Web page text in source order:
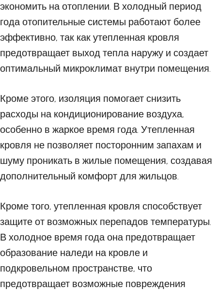
экономить на отоплении. В холодный период
года отопительные системы работают более
эффективно, так как утепленная кровля
предотвращает выход тепла наружу и создает
оптимальный микроклимат внутри помещения.
Кроме этого, изоляция помогает снизить
расходы на кондиционирование воздуха,
особенно в жаркое время года. Утепленная
кровля не позволяет посторонним запахам и
шуму проникать в жилые помещения, создавая
дополнительный комфорт для жильцов.
Кроме того, утепленная кровля способствует
защите от возможных перепадов температуры.
В холодное время года она предотвращает
образование наледи на кровле и
подкровельном пространстве, что
предотвращает возможные повреждения